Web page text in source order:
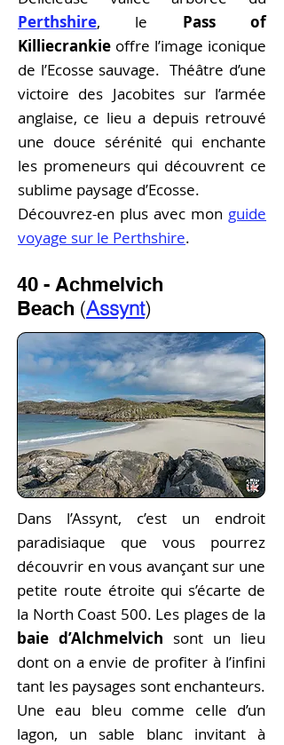
Perthshire, le Pass of
Killiecrankie offre l’image iconique
de l’Ecosse sauvage. Théâtre d’une
victoire des Jacobites sur l’armée
anglaise, ce lieu a depuis retrouvé
une douce sérénité qui enchante
les promeneurs qui découvrent ce
sublime paysage d’Ecosse.
Découvrez-en plus avec mon guide
voyage sur le Perthshire.
40 - Achmelvich
Beach (Assynt)
Dans l’Assynt, c’est un endroit
paradisiaque que vous pourrez
découvrir en vous avançant sur une
petite route étroite qui s’écarte de
la North Coast 500. Les plages de la
baie d’Alchmelvich sont un lieu
dont on a envie de profiter à l’infini
tant les paysages sont enchanteurs.
Une eau bleu comme celle d’un
lagon, un sable blanc invitant à